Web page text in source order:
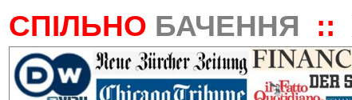
СПІЛЬНО БАЧЕННЯ ::